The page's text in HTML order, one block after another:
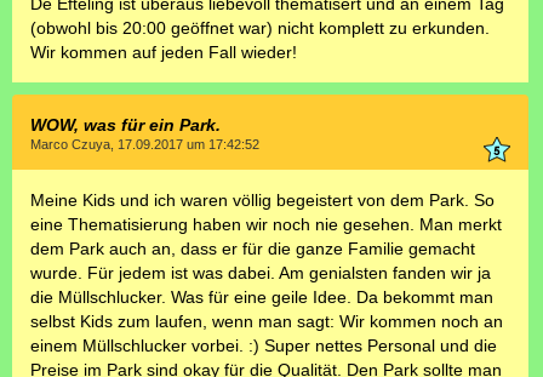
(obwohl bis 20:00 geöffnet war) nicht komplett zu erkunden.
Wir kommen auf jeden Fall wieder!
WOW, was für ein Park.
Marco Czuya, 17.09.2017 um 17:42:52
Meine Kids und ich waren völlig begeistert von dem Park. So
eine Thematisierung haben wir noch nie gesehen. Man merkt
dem Park auch an, dass er für die ganze Familie gemacht
wurde. Für jedem ist was dabei. Am genialsten fanden wir ja
die Müllschlucker. Was für eine geile Idee. Da bekommt man
selbst Kids zum laufen, wenn man sagt: Wir kommen noch an
einem Müllschlucker vorbei. :) Super nettes Personal und die
Preise im Park sind okay für die Qualität. Den Park sollte man